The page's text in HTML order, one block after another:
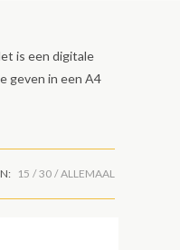
is een digitale
geven in een A4
15 30 ALLEMAAL